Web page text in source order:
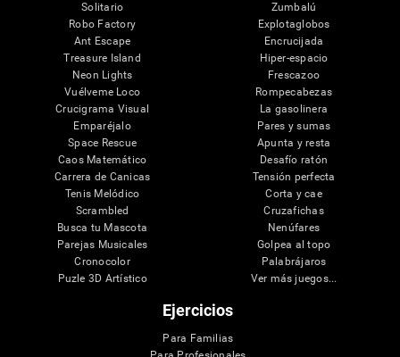
Solitario
Robo Factory
Ant Escape
Treasure Island
Neon Lights
Vuélveme Loco
Crucigrama Visual
Emparéjalo
Space Rescue
Caos Matemático
Carrera de Canicas
Tenis Melódico
Scrambled
Busca tu Mascota
Parejas Musicales
Cronocolor
Puzle 3D Artístico
Zumbalú
Explotaglobos
Encrucijada
Hiper-espacio
Frescazoo
Rompecabezas
La gasolinera
Pares y sumas
Apunta y resta
Desafío ratón
Tensión perfecta
Corta y cae
Cruzafichas
Nenúfares
Golpea al topo
Palabrájaros
Ver más juegos...
Ejercicios
Para Familias